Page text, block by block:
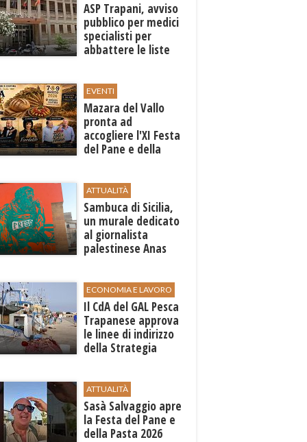
ASP Trapani, avviso
pubblico per medici
specialisti per
abbattere le liste
EVENTI
Mazara del Vallo
pronta ad
accogliere l'XI Festa
del Pane e della
ATTUALITÀ
Sambuca di Sicilia,
un murale dedicato
al giornalista
palestinese Anas
ECONOMIA E LAVORO
Il CdA del GAL Pesca
Trapanese approva
le linee di indirizzo
della Strategia
ATTUALITÀ
Sasà Salvaggio apre
la Festa del Pane e
della Pasta 2026